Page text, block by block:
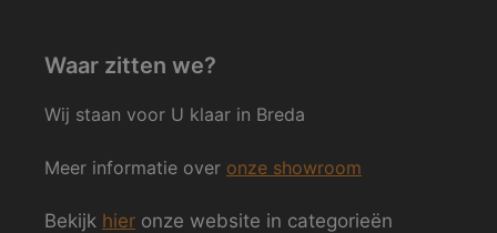
Waar zitten we?
Wij staan voor U klaar in Breda
Meer informatie over onze showroom
Bekijk hier onze website in categorieën